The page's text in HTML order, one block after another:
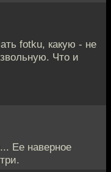
fotku, какую - не
Что и
Ее наверное